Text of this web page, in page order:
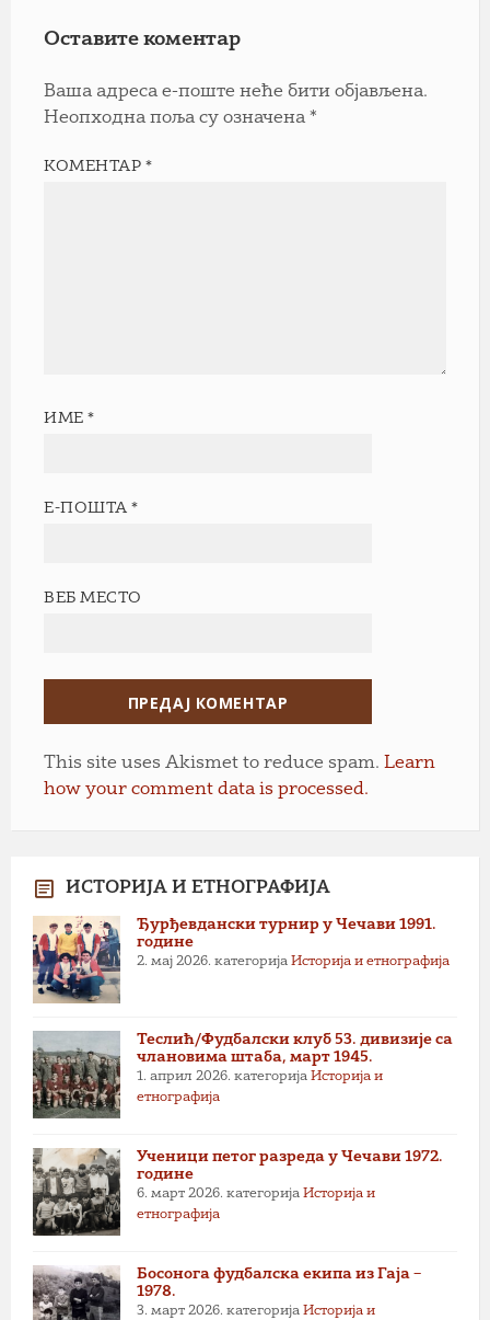
Оставите коментар
Ваша адреса е-поште неће бити објављена.
Неопходна поља су означена *
КОМЕНТАР*
ИМЕ*
Е-ПОШТА*
ВЕБ МЕСТО
This site uses Akismet to reduce spam. Learn
how your comment data is processed.
ИСТОРИЈА И ЕТНОГРАФИЈА
Ђурђевдански турнир у Чечави 1991.
године
2. мај 2026. категорија Историја и етнографија
Теслић/Фудбалски клуб 53. дивизије са
члановима штаба, март 1945.
1. април 2026. категорија Историја и
етнографија
Ученици петог разреда у Чечави 1972.
године
6. март 2026. категорија Историја и
етнографија
Босонога фудбалска екипа из Гаја –
1978.
3. март 2026. категорија Историја и